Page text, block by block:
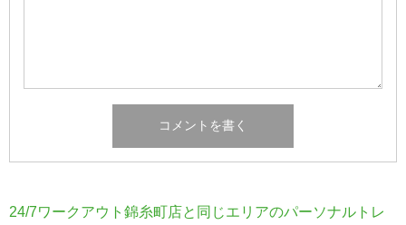
24/7ワークアウト錦糸町店と同じエリアのパーソナルトレ